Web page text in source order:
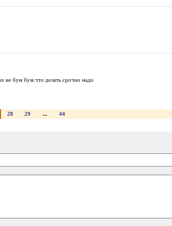
не бум бум.что делать.срочно надо
28 29 ... 44